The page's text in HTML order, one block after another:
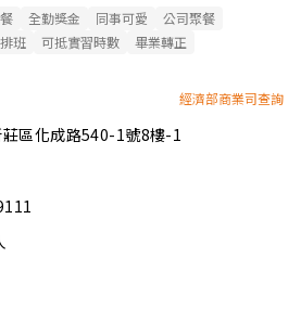
全勤獎金 同事可愛
公司聚餐
班 可抵實習時數 畢業轉正
經濟部商業司查詢
區化成路540-1號8樓-1